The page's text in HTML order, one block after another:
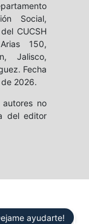
Social,
CUCSH
150,
Jalisco,
Fecha
2026.
no
del editor
ayudarte!